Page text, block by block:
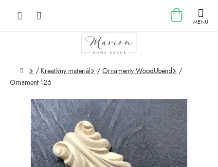
KOŠÍK
Domov
/ Kreatívny materiál / Ornamenty WoodUbend
/
Ornament 126